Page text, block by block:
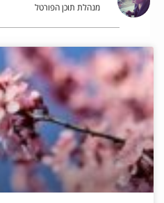
מנהלת תוכן הפורטל